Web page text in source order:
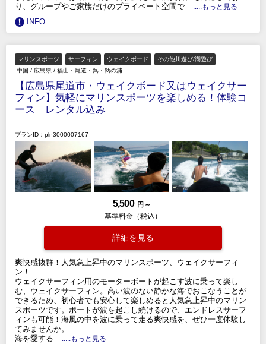
り、グループやご家族だけのプライベート空間で
.....もっと見る
INFO
マリンスポーツ サーフィン ウェイクボード
その他川遊び/湖遊び
中国 / 広島県 / 福山・尾道・呉・鞆の浦
【広島県尾道市・ウェイクボード又はウェイクサー
フィン】気軽にマリンスポーツを楽しめる！体験コ
ース レンタル込み
プランID：pln3000007167
5,500 円 ～
基準料金（税込）
詳細を見る
爽快感抜群！人気急上昇中のマリンスポーツ、ウェイクサーフィ
ン！
ウェイクサーフィン用のモーターボートが起こす波に乗って楽し
む、ウェイクサーフィン。高い波のない静かな海でおこなうことが
できるため、初心者でも安心して楽しめると人気急上昇中のマリン
スポーツです。ボートが波を起こし続けるので、エンドレスサーフ
ィンも可能！海風の中を波に乗って走る爽快感を、ぜひ一度体験し
てみませんか。
海を愛する
.....もっと見る